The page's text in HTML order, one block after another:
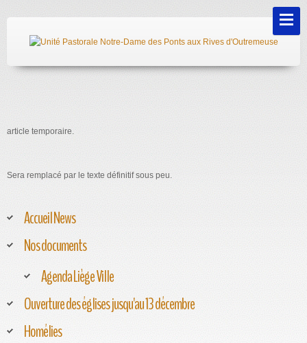
article temporaire.
Sera remplacé par le texte définitif sous peu.
Accueil News
Nos documents
Agenda Liège Ville
Ouverture des églises jusqu'au 13 décembre
Homélies